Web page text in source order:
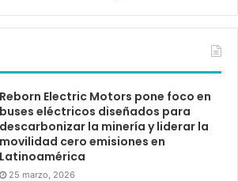
Reborn Electric Motors pone foco en
buses eléctricos diseñados para
descarbonizar la minería y liderar la
movilidad cero emisiones en
Latinoamérica
25 marzo, 2026